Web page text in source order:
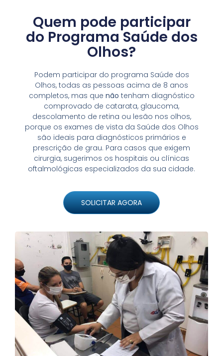
Quem pode participar
do Programa Saúde dos
Olhos?
Podem participar do programa Saúde dos
Olhos, todas as pessoas acima de 8 anos
completos, mas que não tenham diagnóstico
comprovado de catarata, glaucoma,
descolamento de retina ou lesão nos olhos,
porque os exames de vista da Saúde dos Olhos
são ideais para diagnósticos primários e
prescrição de grau. Para casos que exigem
cirurgia, sugerimos os hospitais ou clínicas
oftalmológicas especializados da sua cidade.
SOLICITAR AGORA